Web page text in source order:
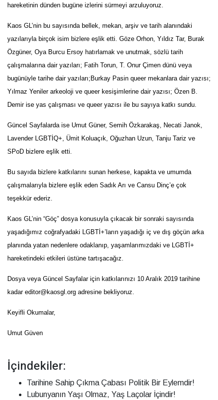
hareketinin dünden bugüne izlerini sürmeyi arzuluyoruz.
Kaos GL’nin bu sayısında bellek, mekan, arşiv ve tarih alanındaki
yazılarıyla birçok isim bizlere eşlik etti. Göze Orhon, Yıldız Tar, Burak
Özgüner, Oya Burcu Ersoy hatırlamak ve unutmak, sözlü tarih
çalışmalarına dair yazıları; Fatih Torun, T. Onur Çimen dünü veya
bugünüyle tarihe dair yazıları;Burkay Pasin queer mekanlara dair yazısı;
Yılmaz Yeniler arkeoloji ve queer kesişimlerine dair yazısı; Özen B.
Demir ise yas çalışması ve queer yazısı ile bu sayıya katkı sundu.
Güncel Sayfalarda ise Umut Güner, Semih Özkarakaş, Necati Janok,
Lavender LGBTİQ+, Ümit Koluaçık, Oğuzhan Uzun, Tanju Tariz ve
SPoD bizlere eşlik etti.
Bu sayıda bizlere katkılarını sunan herkese, kapakta ve umumda
çalışmalarıyla bizlere eşlik eden Sadık Arı ve Cansu Dinç’e çok
teşekkür ederiz.
Kaos GL’nin “Göç” dosya konusuyla çıkacak bir sonraki sayısında
yaşadığımız coğrafyadaki LGBTİ+’ların yaşadığı iç ve dış göçün arka
planında yatan nedenlere odaklanıp, yaşamlarımızdaki ve LGBTİ+
hareketindeki etkileri üstüne tartışacağız.
Dosya veya Güncel Sayfalar için katkılarınızı 10 Aralık 2019 tarihine
kadar editor@kaosgl.org adresine bekliyoruz.
Keyifli Okumalar,
Umut Güven
İçindekiler:
Tarihine Sahip Çıkma Çabası Politik Bir Eylemdir!
Lubunyanın Yaşı Olmaz, Yaş Laçolar İçindir!